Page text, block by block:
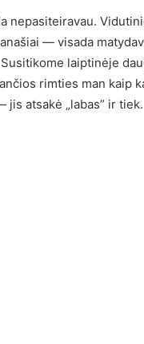
nepasiteiravau.
— visada
laiptinėje
rimties man kaip
atsakė „labas” ir tiek.